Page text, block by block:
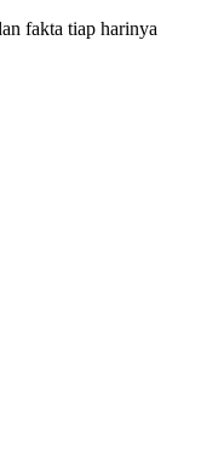
fakta tiap harinya